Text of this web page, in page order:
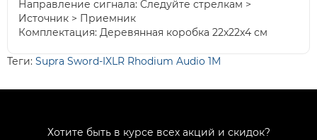
Направление сигнала: Следуйте стрелкам >
Источник > Приемник
Комплектация: Деревянная коробка 22x22x4 см
Теги: Supra Sword-IXLR Rhodium Audio 1M
Хотите быть в курсе всех акций и скидок?